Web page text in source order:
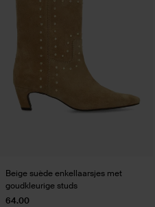
Beige suède enkellaarsjes met
goudkleurige studs
64.00